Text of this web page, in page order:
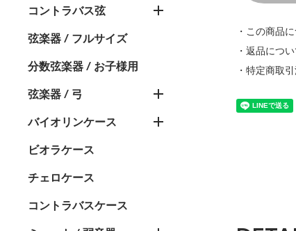
コントラバス弦
弦楽器 / フルサイズ
分数弦楽器 / お子様用
弦楽器 / 弓
バイオリンケース
ビオラケース
チェロケース
コントラバスケース
・この商品
・返品につ
・特定商取